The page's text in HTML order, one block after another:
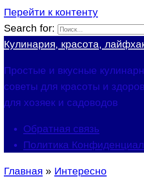
Перейти к контенту
Search for:
Кулинария, красота,
Простые и вкусные
советы для красоты и
для хозяек и садоводов
Обратная связь
Политика
Главная » Интересно